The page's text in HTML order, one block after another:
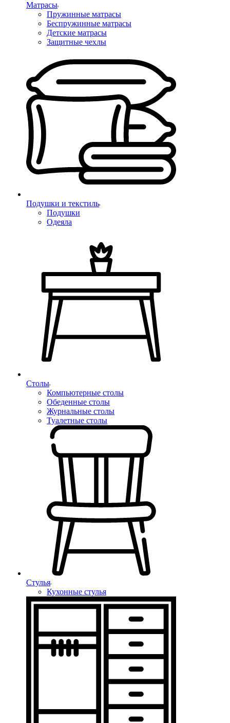
Матрасы
Пружинные матрасы
Беспружинные матрасы
Детские матрасы
Защитные чехлы
Подушки и текстиль
Подушки
Одеяла
Столы
Компьютерные столы
Обеденные столы
Журнальные столы
Туалетные столы
Стулья
Кухонные стулья